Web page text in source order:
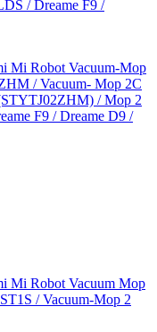
Mi Robot Vacuum-Mop
/ Vacuum- Mop 2C
/ Mop 2
F9 / Dreame D9 /
Mi Robot Vacuum Mop
/ Vacuum-Mop 2